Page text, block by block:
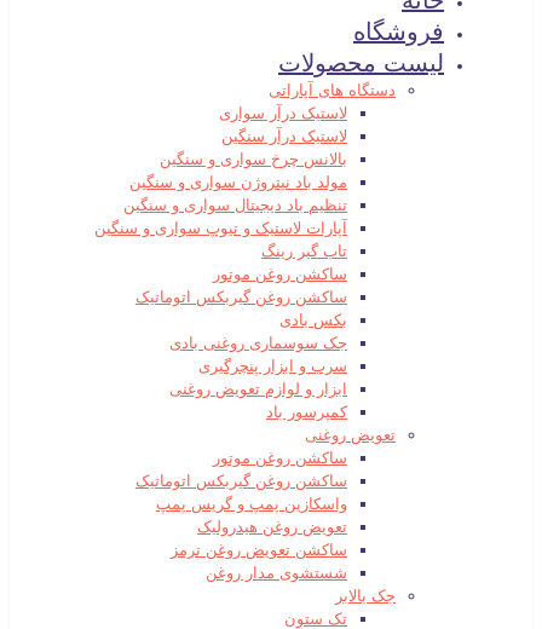
فروشگاه
لیست محصولات
دستگاه های آپاراتی
لاستیک درآر سواری
لاستیک درآر سنگین
بالانس چرخ سواری و سنگین
مولد باد نیتروژن سواری و سنگین
تنظیم باد دیجیتال سواری و سنگین
آپارات لاستیک و تیوپ سواری و سنگین
تاب گیر رینگ
ساکشن روغن موتور
ساکشن روغن گیربکس اتوماتیک
بکس بادی
جک سوسماری روغنی بادی
سرب و ابزار پنچرگیری
ابزار و لوازم تعویض روغنی
کمپرسور باد
تعویض روغنی
ساکشن روغن موتور
ساکشن روغن گیربکس اتوماتیک
واسکازین پمپ و گریس پمپ
تعویض روغن هیدرولیک
ساکشن تعویض روغن ترمز
شستشوی مدار روغن
جک بالابر
تک ستون